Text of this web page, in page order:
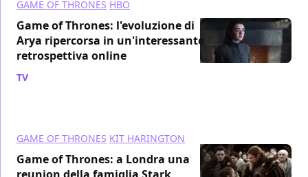
GAME OF THRONES HBO
Game of Thrones: l'evoluzione di
Arya ripercorsa in un'interessante
retrospettiva online
TV
GAME OF THRONES KIT HARINGTON
Game of Thrones: a Londra una